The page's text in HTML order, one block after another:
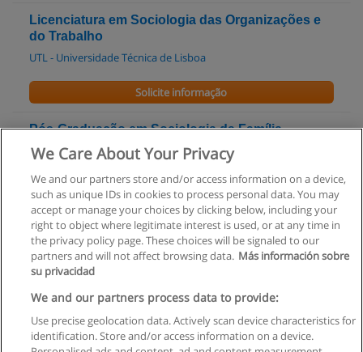
Licenciatura em Sociologia das Organizações e
do Trabalho
UTL - Universidade Técnica de Lisboa
Solicite informação
Pós-Graduação em Sociologia da Família
Contemporânea
Solicite informação
Regras de uso
Privacidade de dados
We Care About Your Privacy
We and our partners store and/or access information on a device,
such as unique IDs in cookies to process personal data. You may
accept or manage your choices by clicking below, including your
right to object where legitimate interest is used, or at any time in
the privacy policy page. These choices will be signaled to our
partners and will not affect browsing data. Más información sobre
su privacidad
We and our partners process data to provide:
Use precise geolocation data. Actively scan device characteristics for
identification. Store and/or access information on a device.